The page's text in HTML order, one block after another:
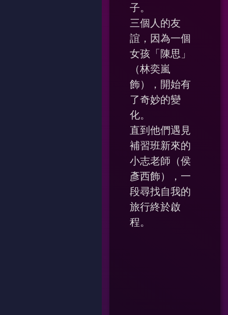
子。
三個人的友
誼，因為一個
女孩「陳思」
（林奕嵐
飾），開始有
了奇妙的變
化。
直到他們遇見
補習班新來的
小志老師（侯
彥西飾），一
段尋找自我的
旅行終於啟
程。